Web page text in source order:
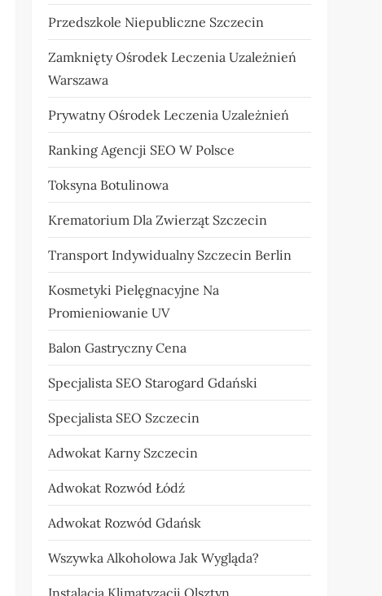
Przedszkole Niepubliczne Szczecin
Zamknięty Ośrodek Leczenia Uzależnień
Warszawa
Prywatny Ośrodek Leczenia Uzależnień
Ranking Agencji SEO W Polsce
Toksyna Botulinowa
Krematorium Dla Zwierząt Szczecin
Transport Indywidualny Szczecin Berlin
Kosmetyki Pielęgnacyjne Na
Promieniowanie UV
Balon Gastryczny Cena
Specjalista SEO Starogard Gdański
Specjalista SEO Szczecin
Adwokat Karny Szczecin
Adwokat Rozwód Łódź
Adwokat Rozwód Gdańsk
Wszywka Alkoholowa Jak Wygląda?
Instalacja Klimatyzacji Olsztyn